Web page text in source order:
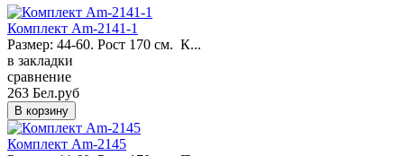
Комплект Am-2141-1
Размер: 44-60. Рост 170 см. К...
в закладки
сравнение
263 Бел.руб
Комплект Am-2145